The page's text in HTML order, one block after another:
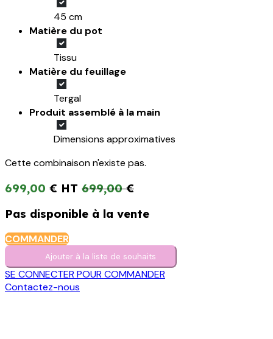
45 cm
Matière du pot
Tissu
Matière du feuillage
Tergal
Produit assemblé à la main
Dimensions approximatives
Cette combinaison n'existe pas.
699,00 € 699,00€
Pas disponible à la vente
COMMANDER
Ajouter à la liste de s​o​uh​aits
SE CONNECTER POUR COMMANDER
Contactez-nous